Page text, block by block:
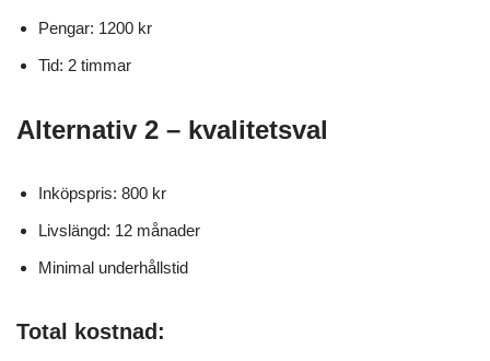
Pengar: 1200 kr
Tid: 2 timmar
Alternativ 2 – kvalitetsval
Inköpspris: 800 kr
Livslängd: 12 månader
Minimal underhållstid
Total kostnad: